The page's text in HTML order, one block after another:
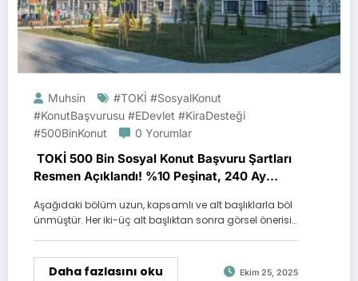
Muhsin
#TOKİ #SosyalKonut
#KonutBaşvurusu #eDevlet #KiraDesteği
#500BinKonut
0 Yorumlar
TOKİ 500 Bin Sosyal Konut Başvuru Şartları
Resmen Açıklandı! %10 Peşinat, 240 Ay
Aşağıdaki bölüm uzun, kapsamlı ve alt başlıklarla böl
ünmüştür. Her iki-üç alt başlıktan sonra görsel önerisi…
Daha fazlasını oku Ekim 25, 2025